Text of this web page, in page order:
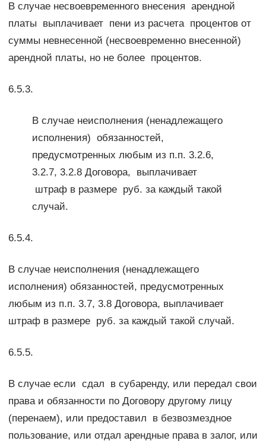
В случае несвоевременного внесения арендной
платы выплачивает пени из расчета процентов от
суммы невнесенной (несвоевременно внесенной)
арендной платы, но не более процентов.
6.5.3.
В случае неисполнения (ненадлежащего
исполнения) обязанностей,
предусмотренных любым из п.п. 3.2.6,
3.2.7, 3.2.8 Договора, выплачивает
штраф в размере руб. за каждый такой
случай.
6.5.4.
В случае неисполнения (ненадлежащего
исполнения) обязанностей, предусмотренных
любым из п.п. 3.7, 3.8 Договора, выплачивает
штраф в размере руб. за каждый такой случай.
6.5.5.
В случае если сдал в субаренду, или передал свои
права и обязанности по Договору другому лицу
(перенаем), или предоставил в безвозмездное
пользование, или отдал арендные права в залог, или